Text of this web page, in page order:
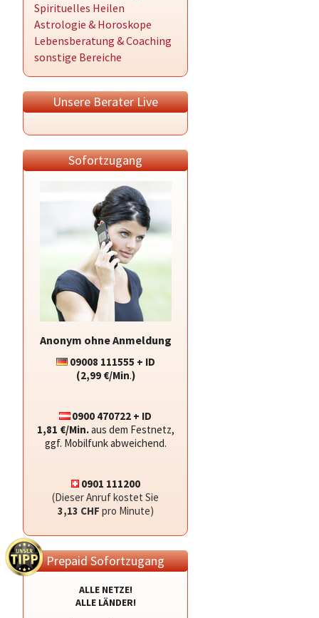
Spirituelles Heilen
Astrologie & Horoskope
Lebensberatung & Coaching
sonstige Bereiche
Unsere Berater Live
Sofortzugang
Anonym ohne Anmeldung
09008 111555 + ID
(2,99 €/Min.)
0900 470722 + ID
1,81 €/Min.aus dem Festnetz,
ggf. Mobilfunk abweichend.
0901 111200
(Dieser Anruf kostet Sie
3,13 CHF pro Minute)
Prepaid Sofortzugang
ALLE NETZE!
ALLE LÄNDER!